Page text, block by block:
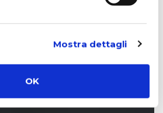
Mostra dettagli
OK